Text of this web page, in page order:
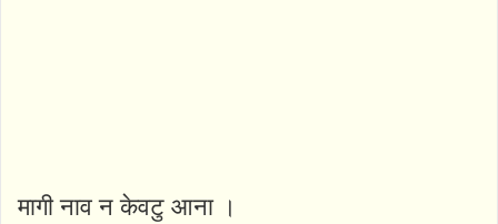
मागी नाव न केवटु आना ।